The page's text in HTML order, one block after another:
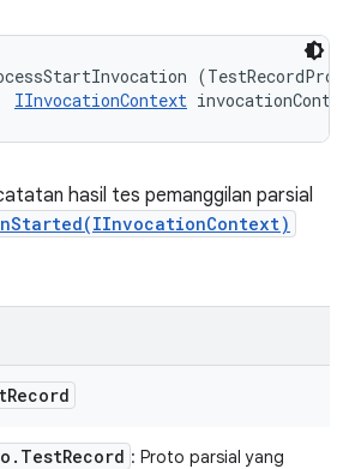
IInvocationContext
hasil tes pemanggilan parsial
Record
. TestRecord : Proto parsial yang